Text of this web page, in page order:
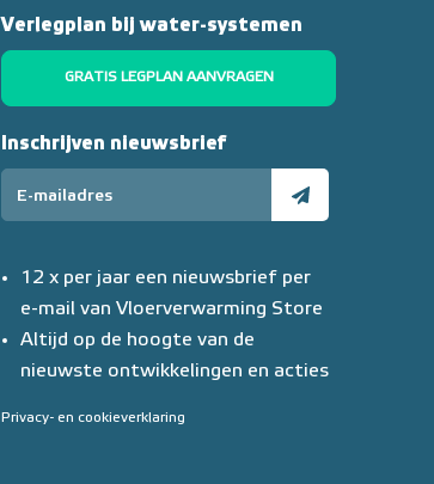
Verlegplan bij water-systemen
GRATIS LEGPLAN AANVRAGEN
Inschrijven nieuwsbrief
12 x per jaar een nieuwsbrief per
e-mail van Vloerverwarming Store
Altijd op de hoogte van de
nieuwste ontwikkelingen en acties
Privacy- en cookieverklaring